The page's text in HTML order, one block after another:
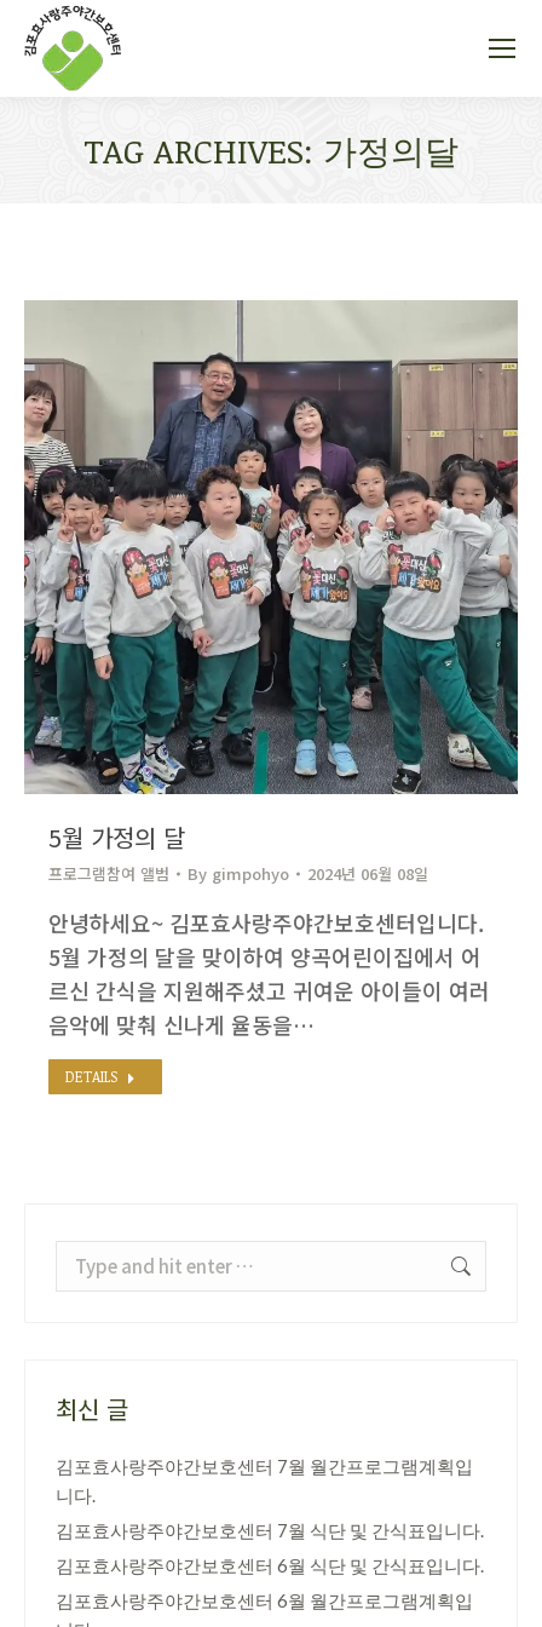
TAG ARCHIVES: 가정의달
5월 가정의 달
프로그램참여 앨범 By gimpohyo​ 2024년 06월 08일
안녕하세요~ 김포효사랑주야간보호센터입니다. ​
5월 가정의 달을 맞이하여 양곡어린이집에서 어
르신 간식을 지원해주셨고 귀여운 아이들이 여러
음악에 맞춰 신나게 율동을…
DETAILS
Search:
최신 글
김포효사랑주야간보호센터 7월 월간프로그램계획입
니다.
김포효사랑주야간보호센터 7월 식단 및 간식표입니다.
김포효사랑주야간보호센터 6월 식단 및 간식표입니다.
김포효사랑주야간보호센터 6월 월간프로그램계획입